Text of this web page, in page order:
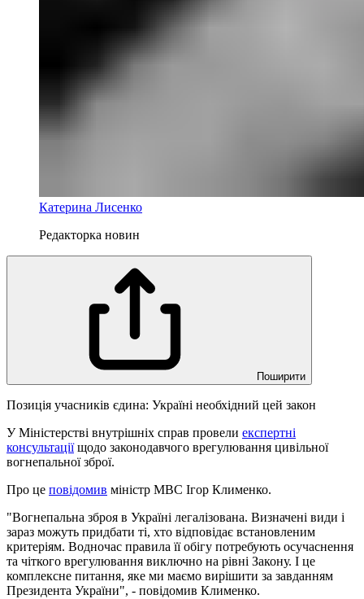
Катерина Лисенко
Редакторка новин
Поширити
Позиція учасників єдина: Україні необхідний цей закон
У Міністерстві внутрішніх справ провели експертні
консультаціїщодо законодавчого врегулювання цивільної
вогнепальної зброї.
Про це повідомив міністр МВС Ігор Клименко.
"Вогнепальна зброя в Україні легалізована. Визначені види і
зараз можуть придбати ті, хто відповідає встановленим
критеріям. Водночас правила її обігу потребують осучаснення
та чіткого врегулювання виключно на рівні Закону. І це
комплексне питання, яке ми маємо вирішити за завданням
Президента України", - повідомив Клименко.